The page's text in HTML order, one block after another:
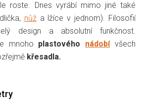
roste. Dnes vyrábí mimo jiné také
nůža lžíce v jednom). Filosofií
design a absolutní funkčnost.
mnoho plastového nádobívšech
křesadla.